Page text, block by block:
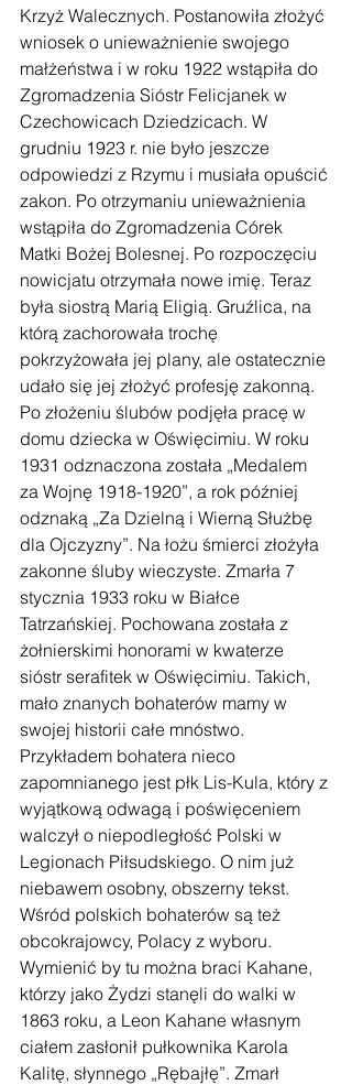
Krzyż Walecznych. Postanowiła złożyć
wniosek o unieważnienie swojego
małżeństwa i w roku 1922 wstąpiła do
Zgromadzenia Sióstr Felicjanek w
Czechowicach Dziedzicach. W
grudniu 1923 r. nie było jeszcze
odpowiedzi z Rzymu i musiała opuścić
zakon. Po otrzymaniu unieważnienia
wstąpiła do Zgromadzenia Córek
Matki Bożej Bolesnej. Po rozpoczęciu
nowicjatu otrzymała nowe imię. Teraz
była siostrą Marią Eligią. Gruźlica, na
którą zachorowała trochę
pokrzyżowała jej plany, ale ostatecznie
udało się jej złożyć profesję zakonną.
Po złożeniu ślubów podjęła pracę w
domu dziecka w Oświęcimiu. W roku
1931 odznaczona została „Medalem
za Wojnę 1918-1920”, a rok później
odznaką „Za Dzielną i Wierną Służbę
dla Ojczyzny”. Na łożu śmierci złożyła
zakonne śluby wieczyste. Zmarła 7
stycznia 1933 roku w Białce
Tatrzańskiej. Pochowana została z
żołnierskimi honorami w kwaterze
sióstr serafitek w Oświęcimiu. Takich,
mało znanych bohaterów mamy w
swojej historii całe mnóstwo.
Przykładem bohatera nieco
zapomnianego jest płk Lis-Kula, który z
wyjątkową odwagą i poświęceniem
walczył o niepodległość Polski w
Legionach Piłsudskiego. O nim już
niebawem osobny, obszerny tekst.
Wśród polskich bohaterów są też
obcokrajowcy, Polacy z wyboru.
Wymienić by tu można braci Kahane,
którzy jako Żydzi stanęli do walki w
1863 roku, a Leon Kahane własnym
ciałem zasłonił pułkownika Karola
Kalitę, słynnego „Rębajłę”. Zmarł